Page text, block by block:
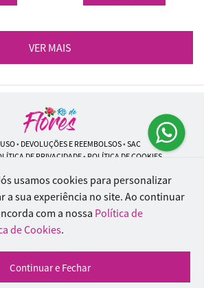
VER MAIS
• DEVOLUÇÕES E REEMBOLSOS• SAC
DE PRIVACIDADE• POLÍTICA DE COOKIES
Flores | CNPJ: 18.184.423/0001-74
42 - Rio de Janeiro - RJ - 20.920-340
96451-9290| Telefone: (21) 9 6715-9790
direitos reservados - Desenvolvido por
Inteligentes
usamos cookies para personalizar
a sua experiência no site. Ao continuar
com a nossa Política de
de Cookies.
Continuar e Fechar